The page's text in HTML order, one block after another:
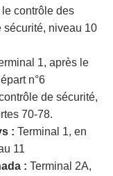
contrôle des
sécurité, niveau 10
1, après le
n°6
de sécurité,
70-78.
: Terminal 1, en
11
: Terminal 2A,